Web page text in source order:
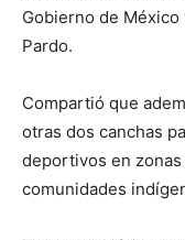
Gobierno de
Pardo.
Compartió que
otras dos canchas
deportivos en
comunidades